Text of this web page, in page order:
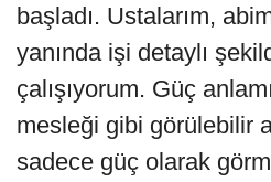
başladı. Ustalarım,
yanında işi detaylı
çalışıyorum. Güç
mesleği gibi görülebilir
sadece güç olarak